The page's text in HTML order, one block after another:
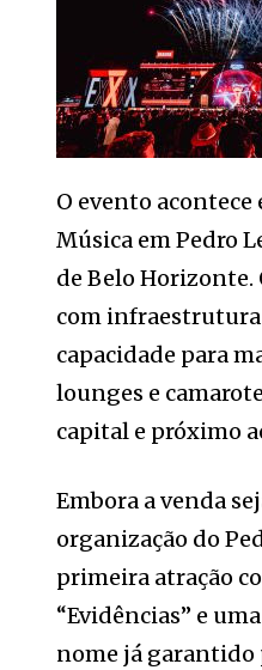
O evento acontece
Música em Pedro
de Belo Horizonte.
com
capacidade para
lounges e
capital e próximo
Embora a venda
organização do
primeira atração
“Evidências” e
nome já garantido